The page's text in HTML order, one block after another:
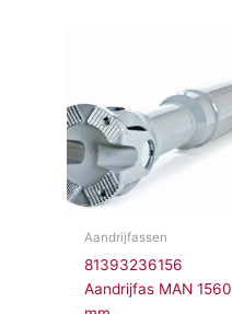
Aandrijfassen
81393236156
Aandrijfas MAN 1560